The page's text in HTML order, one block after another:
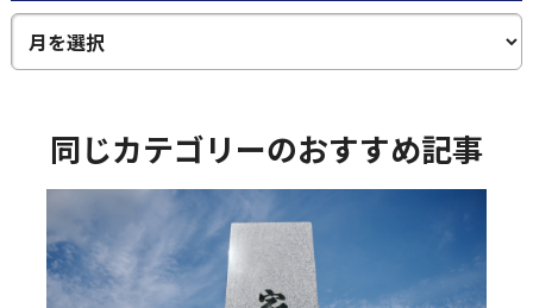
同じカテゴリーのおすすめ記事